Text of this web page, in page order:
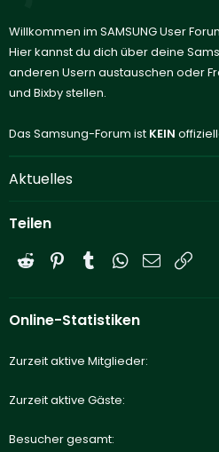
Willkommen im SAMSUNG User
Hier kannst du dich über deine
anderen Usern austauschen oder
und Bixby stellen.
Das Samsung-Forum ist KEIN
Aktuelles
Teilen
Reddit PinterestTumblrWhatsApp
E-Mail
Online-Statistiken
Zurzeit aktive Mitglieder
Zurzeit aktive Gäste
Besucher gesamt